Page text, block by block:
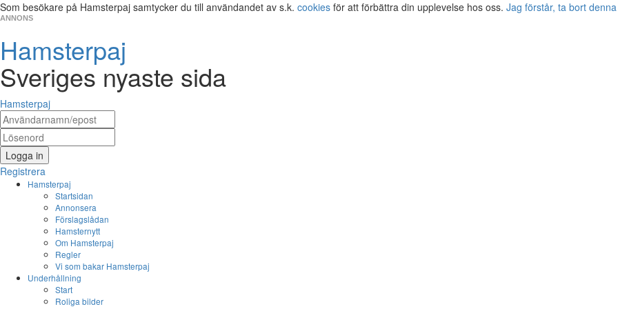
Som besökare på Hamsterpaj samtycker du till användandet av s.k. cookies för att förbättra din upplevelse hos oss. Jag förstår, ta bort
ANNONS
Hamsterpaj
Sveriges nyaste sida
Hamsterpaj
Logga in
Registrera
Hamsterpaj
Startsidan
Annonsera
Förslagslådan
Hamsternytt
Om Hamsterpaj
Regler
Vi som bakar Hamsterpaj
Underhållning
Start
Roliga bilder